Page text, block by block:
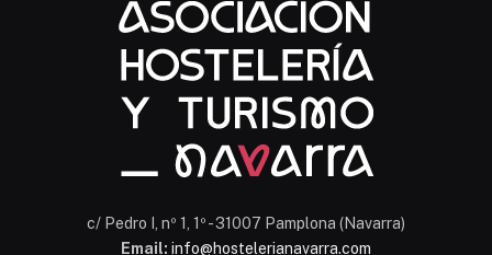
En línea
c/ Pedro I, nº 1, 1º - 31007 Pamplona (Navarra)
Email: info@hostelerianavarra.com